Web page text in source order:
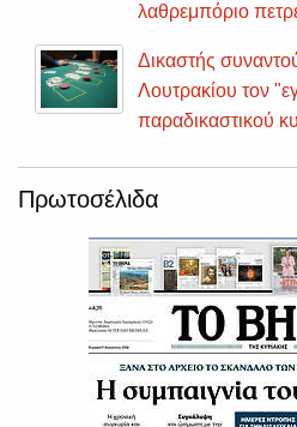
λαθρεμπόριο
Δικαστής
Λουτρακίου τον
παραδικαστικού
Πρωτοσέλιδα